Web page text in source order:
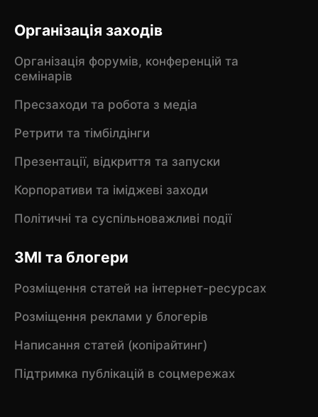
Організація заходів
Організація форумів, конференцій та
семінарів
Пресзаходи та робота з медіа
Ретрити та тімбілдінги
Презентації, відкриття та запуски
Корпоративи та іміджеві заходи
Політичні та суспільноважливі події
ЗМІ та блогери
Розміщення статей на інтернет-ресурсах
Розміщення реклами у блогерів
Написання статей (копірайтинг)
Підтримка публікацій в соцмережах